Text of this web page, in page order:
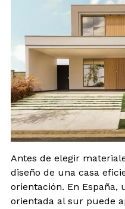
Antes de elegir
diseño de una casa
orientación. En España,
orientada al sur puede